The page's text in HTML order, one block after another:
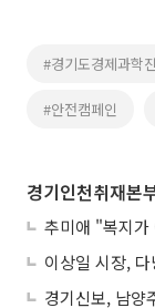
#경기도경제과학
#안전캠페인
경기인천취재본